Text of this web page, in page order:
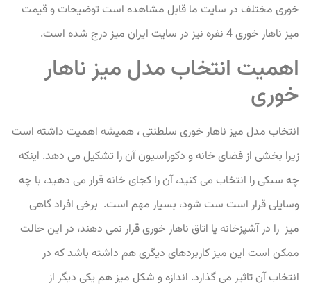
خوری مختلف در سایت ما قابل مشاهده است توضیحات و قیمت
میز ناهار خوری 4 نفره نیز در سایت ایران میز درج شده است.
اهمیت انتخاب مدل میز ناهار
خوری
انتخاب مدل میز ناهار خوری سلطنتی ، همیشه اهمیت داشته است
زیرا بخشی از فضای خانه و دکوراسیون آن را تشکیل می دهد. اینکه
چه سبکی را انتخاب می کنید، آن را کجای خانه قرار می دهید، با چه
وسایلی قرار است ست شود، بسیار مهم است. برخی افراد گاهی
میز را در آشپزخانه یا اتاق ناهار خوری قرار نمی دهند، در این حالت
ممکن است این میز کاربردهای دیگری هم داشته باشد که در
انتخاب آن تاثیر می گذارد. اندازه و شکل میز هم یکی دیگر از